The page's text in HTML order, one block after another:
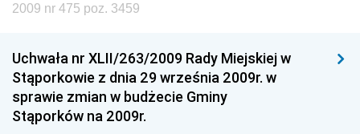
Dziennik Urzędowy Ministra Energii
Dziennik Urzędowy Ministra Sprawiedliwości
Dziennik Urzędowy Ministra Rozwoju i Finansów
Dziennik Urzędowy Wyższego Urzędu Górniczego
2009 nr 475 poz. 3459
Uchwała nr XLII/263/2009 Rady Miejskiej w
Stąporkowie z dnia 29 września 2009r. w
sprawie zmian w budżecie Gminy
Stąporków na 2009r.